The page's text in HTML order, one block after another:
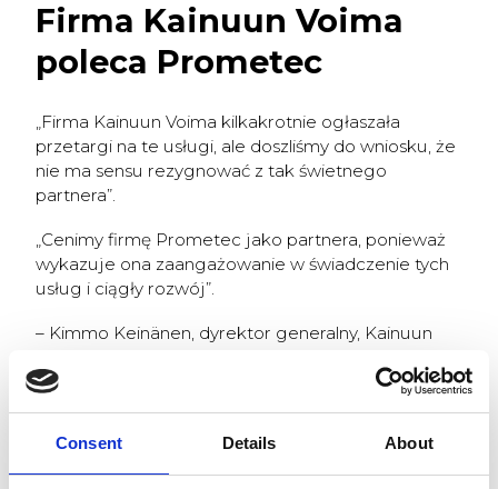
Consent Details About
Firma Kainuun Voima
poleca Prometec
„Firma Kainuun Voima kilkakrotnie ogłaszała
przetargi na te usługi, ale doszliśmy do wniosku, że
nie ma sensu rezygnować z tak świetnego
partnera”.
„Cenimy firmę Prometec jako partnera, ponieważ
wykazuje ona zaangażowanie w świadczenie tych
usług i ciągły rozwój”.
– Kimmo Keinänen, dyrektor generalny, Kainuun
Korzyści dla naszych
klientów